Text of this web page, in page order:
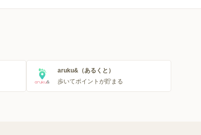
aruku&（あるくと）
歩いてポイントが貯まる